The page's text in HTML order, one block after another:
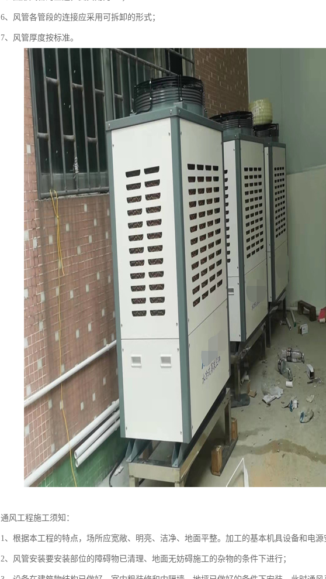
6、风管各管段的连接应采用可拆卸的形式；
7、风管厚度按标准。
通风工程施工须知：
1、根据本工程的特点，场所应宽敞、明亮、洁净、地面平整。加工的基本机具设备和电源
2、风管安装要安装部位的障碍物已清理、地面无妨碍施工的杂物的条件下进行；